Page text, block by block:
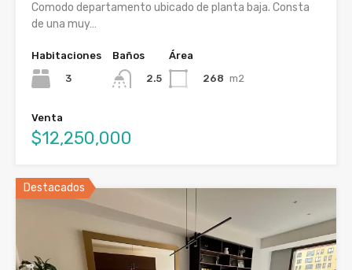
Comodo departamento ubicado de planta baja. Consta
de una muy…
Habitaciones
3
Baños
2.5
Área
268 m2
Venta
$12,250,000
Destacados